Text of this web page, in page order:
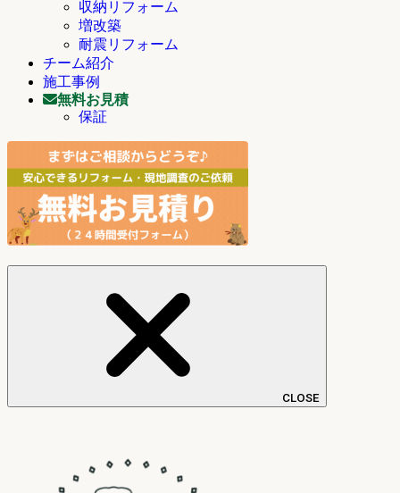
収納リフォーム
増改築
耐震リフォーム
チーム紹介
施工事例
無料お見積
保証
CLOSE